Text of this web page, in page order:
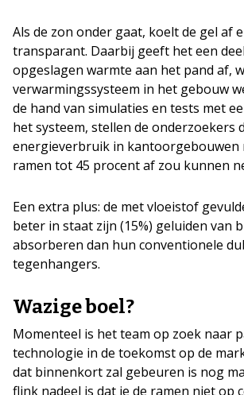
Als de zon onder gaat, koelt de gel af
transparant. Daarbij geeft het een
opgeslagen warmte aan het pand af,
verwarmingssysteem in het gebouw
de hand van simulaties en tests met
het systeem, stellen de onderzoekers
energieverbruik in kantoorgebouwen
ramen tot 45 procent af zou kunnen
Een extra plus: de met vloeistof
beter in staat zijn (15%) geluiden van
absorberen dan hun conventionele
tegenhangers.
Wazige boel?
Momenteel is het team op zoek naar
technologie in de toekomst op de
dat binnenkort zal gebeuren is nog
flink nadeel is dat je de ramen niet op